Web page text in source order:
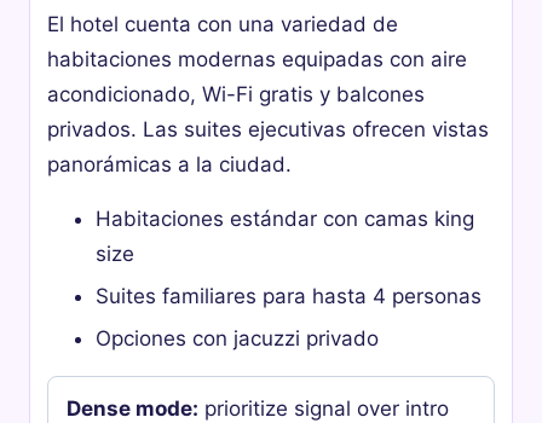
El hotel cuenta con una variedad de
habitaciones modernas equipadas con aire
acondicionado, Wi-Fi gratis y balcones
privados. Las suites ejecutivas ofrecen vistas
panorámicas a la ciudad.
Habitaciones estándar con camas king
size
Suites familiares para hasta 4 personas
Opciones con jacuzzi privado
Dense mode: prioritize signal over intro